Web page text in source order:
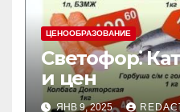
ЦЕНООБРАЗОВАНИЕ
Светофор⁚
и цен
ЯНВ 9, 2025